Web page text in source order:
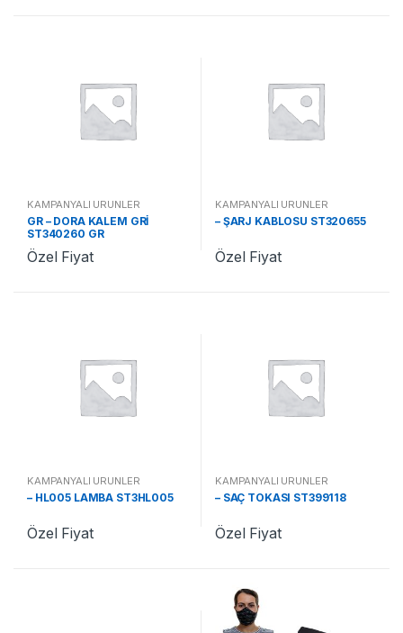
KAMPANYALI ÜRÜNLER
GR – DORA KALEM GRİ
ST340260 GR
Özel Fiyat
KAMPANYALI ÜRÜNLER
– ŞARJ KABLOSU ST320655
Özel Fiyat
KAMPANYALI ÜRÜNLER
– HL005 LAMBA ST3HL005
Özel Fiyat
KAMPANYALI ÜRÜNLER
– SAÇ TOKASI ST399118
Özel Fiyat